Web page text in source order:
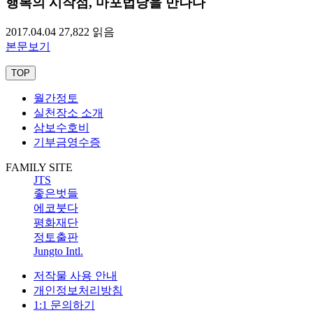
2017.04.04 27,822 읽음
본문보기
TOP
월간정토
실천장소 소개
삼보수호비
기부금영수증
FAMILY SITE
JTS
좋은벗들
에코붓다
평화재단
정토출판
Jungto Intl.
저작물 사용 안내
개인정보처리방침
1:1 문의하기